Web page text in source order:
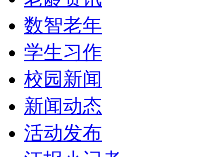
数智老年
学生习作
校园新闻
新闻动态
活动发布